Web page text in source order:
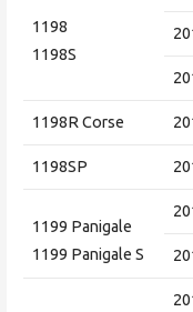
1198
1198S
1198R Corse
1198SP
1199 Panigale
1199 Panigale S